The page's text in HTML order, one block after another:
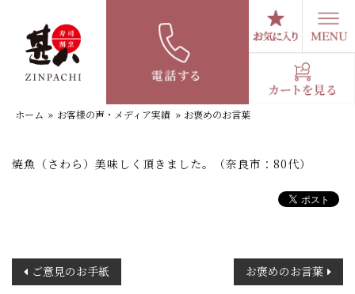
お褒めのお言葉
ホーム » お客様の声・メディア実績 » お褒めのお言葉
焼魚（さわら）美味しく頂きました。（奈良市：80代）
稿
ご意見のお手紙 お褒めのお言葉